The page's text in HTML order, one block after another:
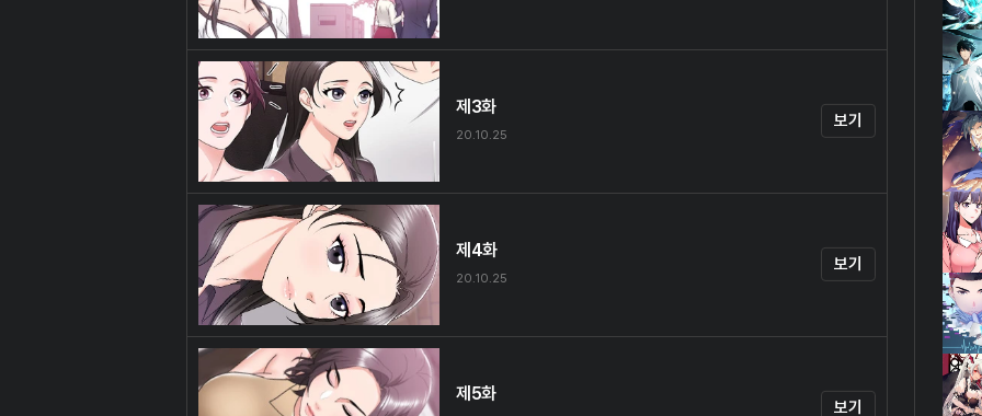
제3화
20.10.25
보기
제4화
20.10.25
보기
제5화
보기